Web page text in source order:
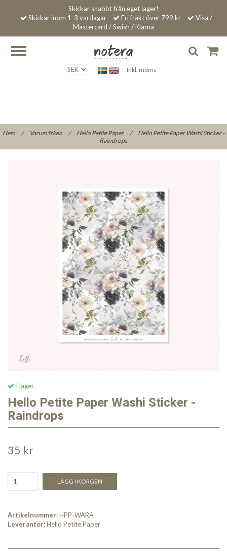
Skickar snabbt från eget lager!
Skickar inom 1-3 vardagar
Fri frakt över 799 kr
Visa /
Mastercard / Swish / Klarna
Inkl. moms
Hem / Varumärken / Hello Petite Paper /
Hello Petite Paper Washi Sticker -
Raindrops
I lager.
Hello Petite Paper Washi Sticker -
Raindrops
35 kr
LÄGG I KORGEN
Artikelnummer:HPP-WARA
Leverantör:Hello Petite Paper